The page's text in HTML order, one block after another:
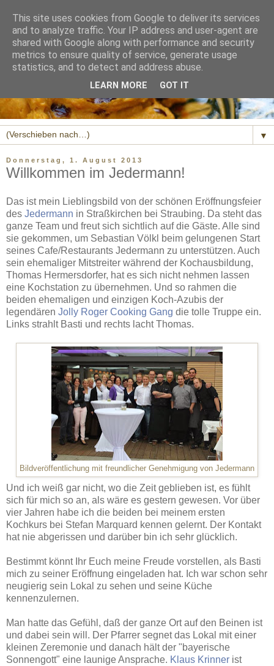
▼
Donnerstag, 1. August 2013
Willkommen im Jedermann!
Das ist mein Lieblingsbild von der schönen Eröffnungsfeier
des Jedermann in Straßkirchen bei Straubing. Da steht das
ganze Team und freut sich sichtlich auf die Gäste. Alle sind
sie gekommen, um Sebastian Völkl beim gelungenen Start
seines Cafe/Restaurants Jedermann zu unterstützen. Auch
sein ehemaliger Mitstreiter während der Kochausbildung,
Thomas Hermersdorfer, hat es sich nicht nehmen lassen
eine Kochstation zu übernehmen. Und so rahmen die
beiden ehemaligen und einzigen Koch-Azubis der
legendären Jolly Roger Cooking Gang die tolle Truppe ein.
Links strahlt Basti und rechts lacht Thomas.
Bildveröffentlichung mit freundlicher Genehmigung von Jedermann
Und ich weiß gar nicht, wo die Zeit geblieben ist, es fühlt
sich für mich so an, als wäre es gestern gewesen. Vor über
vier Jahren habe ich die beiden bei meinem ersten
Kochkurs bei Stefan Marquard kennen gelernt. Der Kontakt
hat nie abgerissen und darüber bin ich sehr glücklich.
Bestimmt könnt Ihr Euch meine Freude vorstellen, als Basti
mich zu seiner Eröffnung eingeladen hat. Ich war schon sehr
neugierig sein Lokal zu sehen und seine Küche
kennenzulernen.
Man hatte das Gefühl, daß der ganze Ort auf den Beinen ist
und dabei sein will. Der Pfarrer segnet das Lokal mit einer
kleinen Zeremonie und danach hält der "bayerische
Sonnengott" eine launige Ansprache. Klaus Krinner ist
This site uses cookies from Google to deliver its services
and to analyze traffic. Your IP address and user-agent are
shared with Google along with performance and security
metrics to ensure quality of service, generate usage
statistics, and to detect and address abuse.
LEARN MORE GOT IT